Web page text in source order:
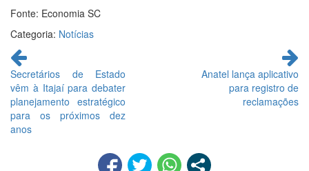
Fonte: Economia SC
Categoria: Notícias
Continue
lendo
Secretários de Estado
vêm à Itajaí para debater
planejamento estratégico
para os próximos dez
anos
Anatel lança aplicativo
para registro de
reclamações